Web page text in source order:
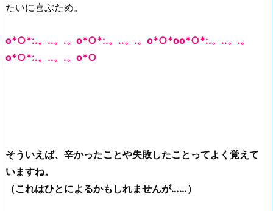
たいに喜ぶため。
o*○*:.。..。.。o*○*:.。..。.。o*○*oo*○*:.。..。.。
o*○*:.。..。.。o*○
そういえば、辛かったことや失敗したことってよく覚えて
いますね。
（これはひとによるかもしれませんが……）